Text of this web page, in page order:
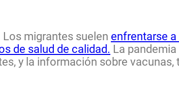
migrantes suelen enfrentarse
de salud de calidad. La pandemia
y la información sobre vacunas,